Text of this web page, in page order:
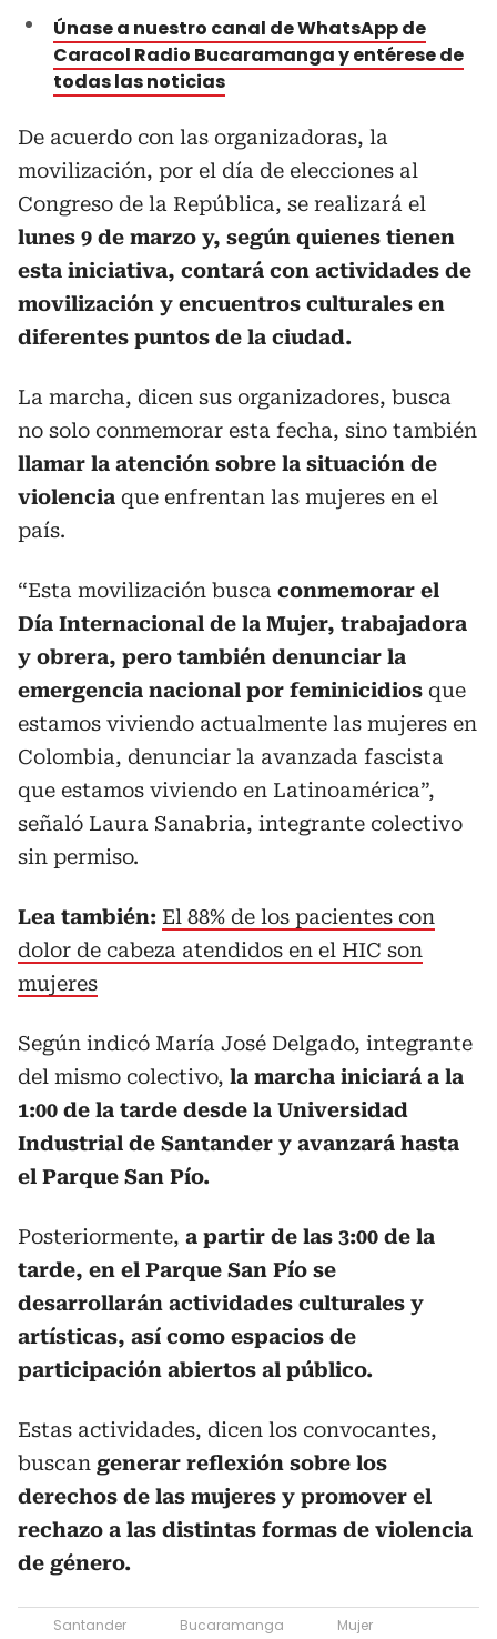
Únase a nuestro canal de WhatsApp de
Caracol Radio Bucaramanga y entérese de
todas las noticias
De acuerdo con las organizadoras, la
movilización, por el día de elecciones al
Congreso de la República, se realizará el
lunes 9 de marzo y, según quienes tienen
esta iniciativa, contará con actividades de
movilización y encuentros culturales en
diferentes puntos de la ciudad.
La marcha, dicen sus organizadores, busca
no solo conmemorar esta fecha, sino también
llamar la atención sobre la situación de
violencia que enfrentan las mujeres en el
país.
“Esta movilización busca conmemorar el
Día Internacional de la Mujer, trabajadora
y obrera, pero también denunciar la
emergencia nacional por feminicidios que
estamos viviendo actualmente las mujeres en
Colombia, denunciar la avanzada fascista
que estamos viviendo en Latinoamérica”,
señaló Laura Sanabria, integrante colectivo
sin permiso.
Lea también: El 88% de los pacientes con
dolor de cabeza atendidos en el HIC son
mujeres
Según indicó María José Delgado, integrante
del mismo colectivo, la marcha iniciará a la
1:00 de la tarde desde la Universidad
Industrial de Santander y avanzará hasta
el Parque San Pío.
Posteriormente, a partir de las 3:00 de la
tarde, en el Parque San Pío se
desarrollarán actividades culturales y
artísticas, así como espacios de
participación abiertos al público.
Estas actividades, dicen los convocantes,
buscan generar reflexión sobre los
derechos de las mujeres y promover el
rechazo a las distintas formas de violencia
de género.
Santander Bucaramanga Mujer